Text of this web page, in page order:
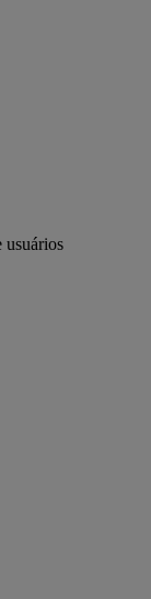
usuários